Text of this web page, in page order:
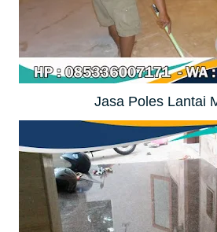
Jasa Poles Lantai